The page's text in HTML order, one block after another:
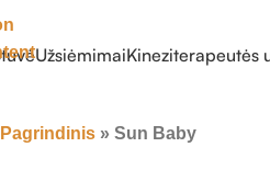
UžsiėmimaiKineziterapeutės
Pagrindinis » Sun Baby